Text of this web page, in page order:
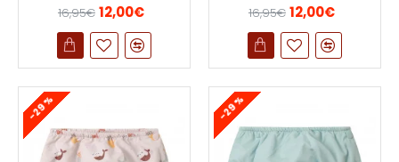
16,95€ 12,00€ 16,95€ 12,00€
-29 % -29 %